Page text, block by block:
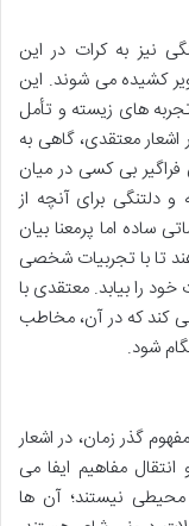
نیز به کرات در این
کشیده می شوند. این
های زیسته و تأمل
معتقدی، گاهی به
بی کسی در میان
دلتنگی برای آنچه از
ساده اما پرمعنا بیان
تا با تجربیات شخصی
خود را بیابد. معتقدی با
کند که در آن، مخاطب
شود.
گذر زمان، در اشعار
مفاهیم ایفا می
محیطی نیستند؛ آن ها